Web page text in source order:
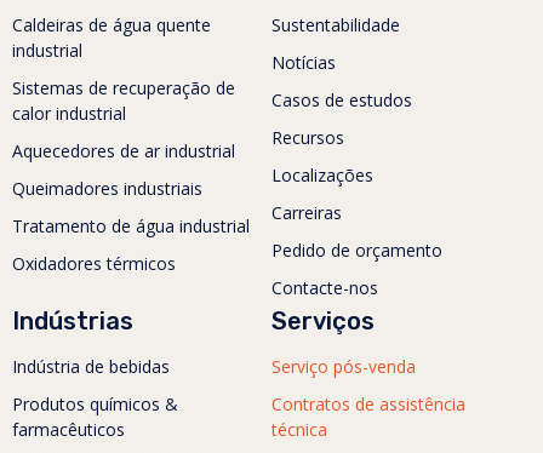
Caldeiras de água quente
industrial
Sistemas de recuperação de
calor industrial
Aquecedores de ar industrial
Queimadores industriais
Tratamento de água industrial
Oxidadores térmicos
Sustentabilidade
Notícias
Casos de estudos
Recursos
Localizações
Carreiras
Pedido de orçamento
Contacte-nos
Indústrias
Indústria de bebidas
Produtos químicos &
farmacêuticos
Serviços
Serviço pós-venda
Contratos de assistência
técnica